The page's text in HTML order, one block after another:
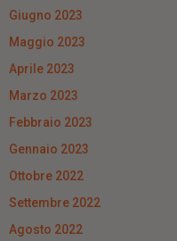
Giugno 2023
Maggio 2023
Aprile 2023
Marzo 2023
Febbraio 2023
Gennaio 2023
Ottobre 2022
Settembre 2022
Agosto 2022